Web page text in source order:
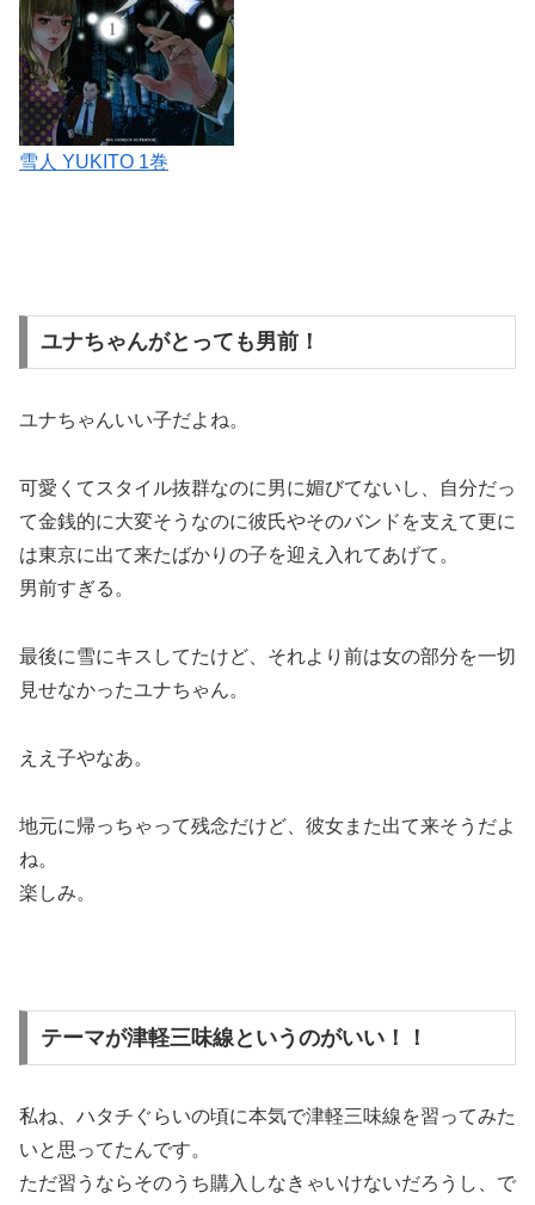
雪人 YUKITO 1巻
ユナちゃんがとっても男前！
ユナちゃんいい子だよね。
可愛くてスタイル抜群なのに男に媚びてないし、自分だっ
て金銭的に大変そうなのに彼氏やそのバンドを支えて更に
は東京に出て来たばかりの子を迎え入れてあげて。
男前すぎる。
最後に雪にキスしてたけど、それより前は女の部分を一切
見せなかったユナちゃん。
ええ子やなあ。
地元に帰っちゃって残念だけど、彼女また出て来そうだよ
ね。
楽しみ。
テーマが津軽三味線というのがいい！！
私ね、ハタチぐらいの頃に本気で津軽三味線を習ってみた
いと思ってたんです。
ただ習うならそのうち購入しなきゃいけないだろうし、で